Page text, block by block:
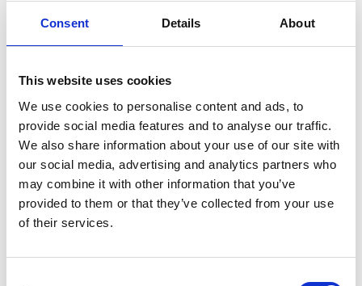
Consent Details About
This website uses cookies
We use cookies to personalise content and ads, to
provide social media features and to analyse our traffic.
We also share information about your use of our site with
our social media, advertising and analytics partners who
may combine it with other information that you’ve
provided to them or that they’ve collected from your use
of their services.
de formación
dedicado a demostraciones
Marketing Resources:
Descarga los
documentos que necesites
Registro de clientes potenciales:Obtén y
registra clientes potenciales
la documentación que necesites